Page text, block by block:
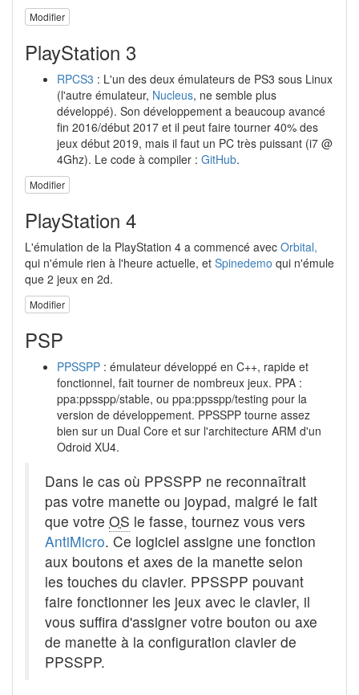
Modifier
PlayStation 3
RPCS3 : L'un des deux émulateurs de PS3 sous Linux
(l'autre émulateur, Nucleus, ne semble plus
développé). Son développement a beaucoup avancé
fin 2016/début 2017 et il peut faire tourner 40% des
jeux début 2019, mais il faut un PC très puissant (i7 @
4Ghz). Le code à compiler : GitHub.
Modifier
PlayStation 4
L'émulation de la PlayStation 4 a commencé avec Orbital,
qui n'émule rien à l'heure actuelle, et Spinedemo qui n'émule
que 2 jeux en 2d.
Modifier
PSP
PPSSPP : émulateur développé en C++, rapide et
fonctionnel, fait tourner de nombreux jeux. PPA :
ppa:ppsspp/stable, ou ppa:ppsspp/testing pour la
version de développement. PPSSPP tourne assez
bien sur un Dual Core et sur l'architecture ARM d'un
Odroid XU4.
Dans le cas où PPSSPP ne reconnaîtrait
pas votre manette ou joypad, malgré le fait
que votre OS le fasse, tournez vous vers
AntiMicro. Ce logiciel assigne une fonction
aux boutons et axes de la manette selon
les touches du clavier. PPSSPP pouvant
faire fonctionner les jeux avec le clavier, il
vous suffira d'assigner votre bouton ou axe
de manette à la configuration clavier de
PPSSPP.